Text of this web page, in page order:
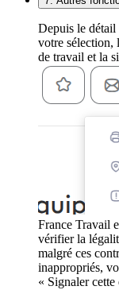
Depuis le
votre sélection,
de travail et la
France Travail
vérifier la
malgré ces
inappropriés,
« Signaler